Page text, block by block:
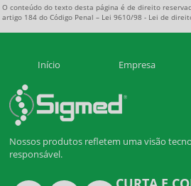
O conteúdo do texto desta página é de direito
artigo 184 do Código Penal – Lei 9610/98 - Lei de
Início Empresa
Nossos produtos refletem uma visão
responsável.